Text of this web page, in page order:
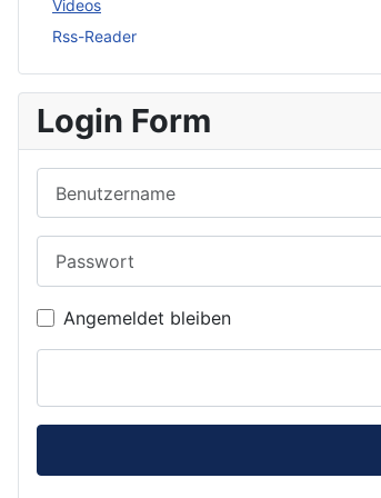
Videos
Rss-Reader
Login Form
Angemeldet bleiben